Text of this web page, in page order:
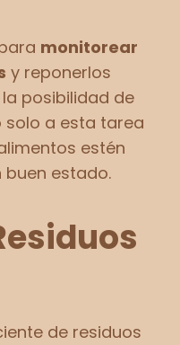
monitorear
y reponerlos
posibilidad de
a esta tarea
estén
buen estado.
de residuos